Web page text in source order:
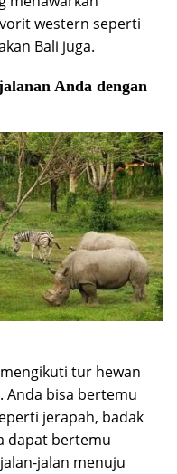
western seperti
Bali juga.
Anda dengan
tur hewan
Anda bisa bertemu
jerapah, badak
dapat bertemu
jalan menuju